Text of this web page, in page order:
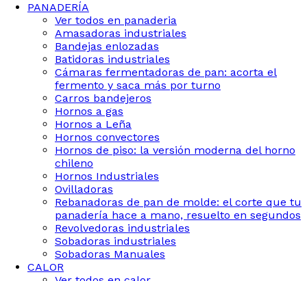
PANADERÍA
Ver todos en panaderia
Amasadoras industriales
Bandejas enlozadas
Batidoras industriales
Cámaras fermentadoras de pan: acorta el
fermento y saca más por turno
Carros bandejeros
Hornos a gas
Hornos a Leña
Hornos convectores
Hornos de piso: la versión moderna del horno
chileno
Hornos Industriales
Ovilladoras
Rebanadoras de pan de molde: el corte que tu
panadería hace a mano, resuelto en segundos
Revolvedoras industriales
Sobadoras industriales
Sobadoras Manuales
CALOR